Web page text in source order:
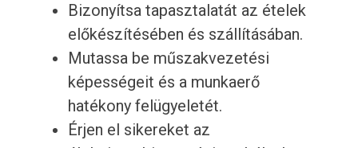
Bizonyítsa tapasztalatát az ételek
előkészítésében és szállításában.
Mutassa be műszakvezetési
képességeit és a munkaerő
hatékony felügyeletét.
Érjen el sikereket az